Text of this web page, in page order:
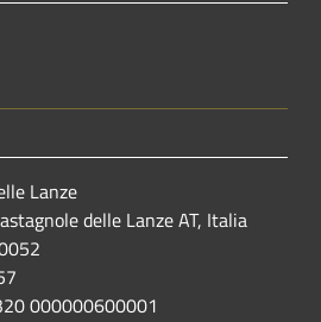
Lanze
delle Lanze AT, Italia
000000600001